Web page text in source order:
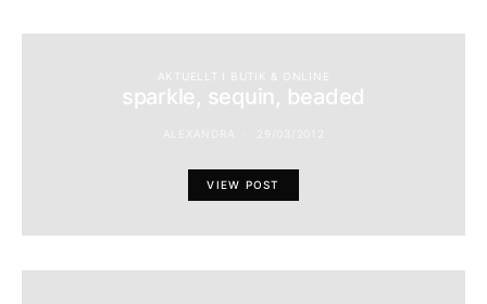
AKTUELLT I BUTIK & ONLINE
sparkle, sequin, beaded
VIEW POST